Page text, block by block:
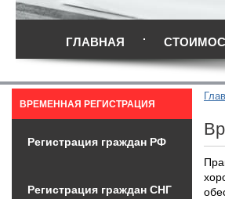
ГЛАВНАЯ
ВРЕМЕННАЯ РЕГИСТРАЦИЯ
Регистрация граждан РФ
Регистрация граждан СНГ